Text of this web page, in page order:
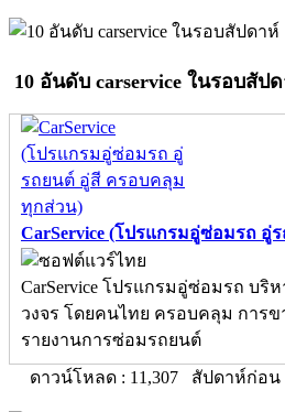
10 อันดับ carservice ในรอบสัป
CarService (โปรแกรมอู่ซ่อมรถ อู่
CarService โปรแกรมอู่ซ่อมรถ บ
วงจร โดยคนไทย ครอบคลุม การ
รายงานการซ่อมรถยนต์
ดาวน์โหลด : 11,307 สัปดาห์ก่อน